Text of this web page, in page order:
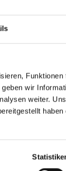
wir
weiter.